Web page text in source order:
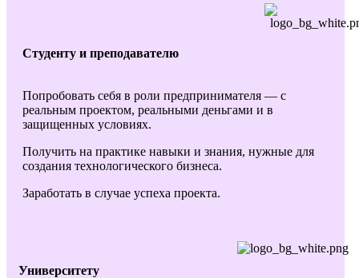
Студенту и преподавателю
Попробовать себя в роли предпринимателя — с
реальным проектом, реальными деньгами и в
защищенных условиях.
Получить на практике навыки и знания, нужные для
создания технологического бизнеса.
Заработать в случае успеха проекта.
Университету